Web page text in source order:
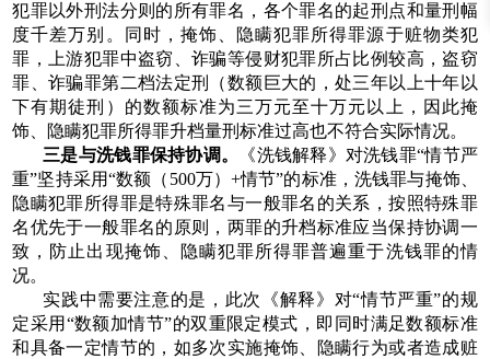
犯罪以外刑法分则的所有罪名，各个罪名的起刑点和量刑幅
度千差万别。同时，掩饰、隐瞒犯罪所得罪源于赃物类犯
罪，上游犯罪中盗窃、诈骗等侵财犯罪所占比例较高，盗窃
罪、诈骗罪第二档法定刑（数额巨大的，处三年以上十年以
下有期徒刑）的数额标准为三万元至十万元以上，因此掩
饰、隐瞒犯罪所得罪升档量刑标准过高也不符合实际情况。
三是与洗钱罪保持协调。
《洗钱解释》对洗钱罪“情节严
重”坚持采用“数额（500万）+情节”的标准，洗钱罪与掩饰、
隐瞒犯罪所得罪是特殊罪名与一般罪名的关系，按照特殊罪
名优先于一般罪名的原则，两罪的升档标准应当保持协调一
致，防止出现掩饰、隐瞒犯罪所得罪普遍重于洗钱罪的情
况。
实践中需要注意的是，此次《解释》对“情节严重”的规
定采用“数额加情节”的双重限定模式，即同时满足数额标准
和具备一定情节的，如多次实施掩饰、隐瞒行为或者造成赃